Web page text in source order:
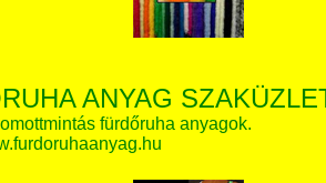
ANYAG
fürdőruha anyagok.